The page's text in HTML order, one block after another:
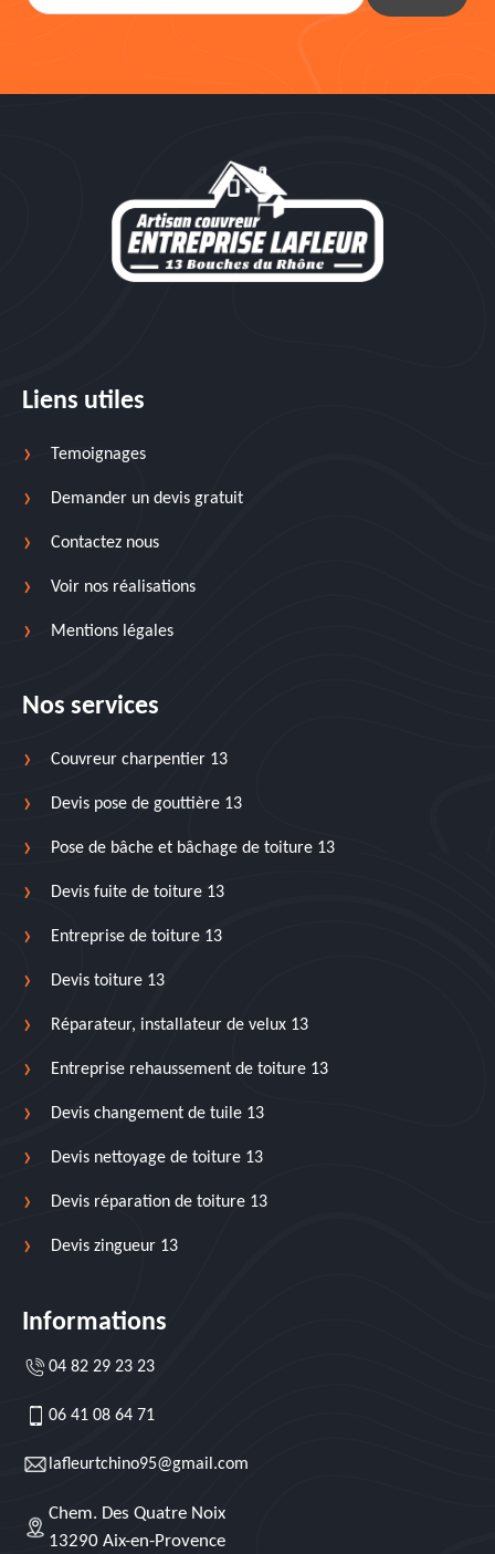
Liens utiles
Temoignages
Demander un devis gratuit
Contactez nous
Voir nos réalisations
Mentions légales
Nos services
Couvreur charpentier 13
Devis pose de gouttière 13
Pose de bâche et bâchage de toiture 13
Devis fuite de toiture 13
Entreprise de toiture 13
Devis toiture 13
Réparateur, installateur de velux 13
Entreprise rehaussement de toiture 13
Devis changement de tuile 13
Devis nettoyage de toiture 13
Devis réparation de toiture 13
Devis zingueur 13
Informations
04 82 29 23 23
06 41 08 64 71
lafleurtchino95@gmail.com
Chem. Des Quatre Noix
13290 Aix-en-Provence